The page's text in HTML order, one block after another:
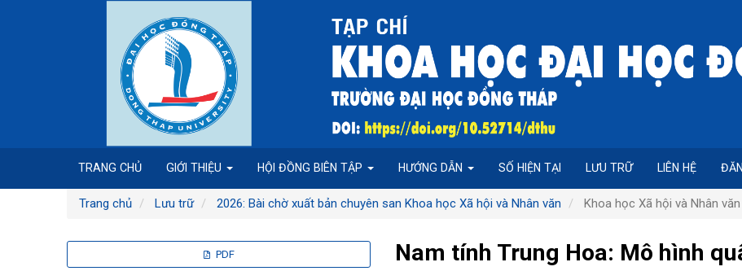
TRANG CHỦ GIỚI THIỆU HỘI ĐỒNG BIÊN TẬP HƯỚNG DẪN SỐ HIỆN TẠI LƯU TRỮ LIÊN HỆ
Trang chủ Lưu trữ 2026: Bài chờ xuất bản chuyên san Khoa học Xã hội và Nhân văn Khoa học Xã hội và Nhân
Thanh
PDF Nam tính Trung Hoa: Mô hình